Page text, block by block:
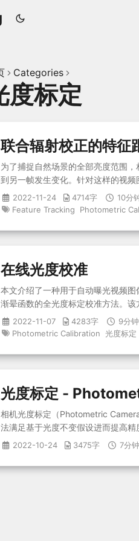
Categories
度标定
联合辐射校正的特征
为了捕捉自然场景的全部亮度范围
到另一帧发生变化。针对这样的视
应函数和帧间的曝光差的特征跟踪
程模型，使得提出的跟踪器对亮度
2022-11-24 4714字 10分
Feature Tracking
Photometric
在线光度校准
本文介绍了一种用于自动曝光视频
渐晕函数的全光度标定校准方法。
计或 SLAM 系统结合进行在线标定...
2022-11-07 4283字 9分
Photometric Calibration 光度标定
光度标定 -
相机光度标定（Photometric
法满足基于光度不变假设进而提高精
2022-10-24 3475字 7分